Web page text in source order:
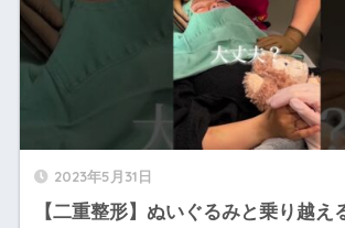
2023年5月31日
【二重整形】ぬいぐるみと乗り越え